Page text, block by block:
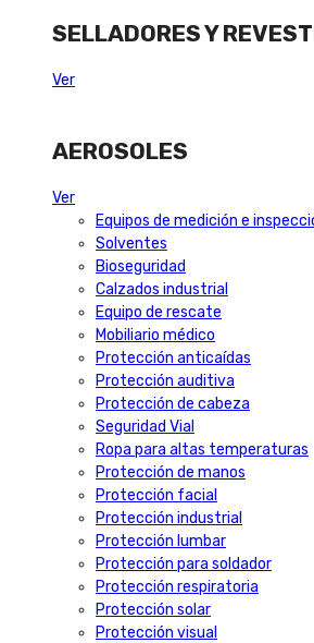
SELLADORES Y
Ver
AEROSOLES
Ver
Equipos de medición e
Solventes
Bioseguridad
Calzados industrial
Equipo de rescate
Mobiliario médico
Protección anticaídas
Protección auditiva
Protección de cabeza
Seguridad Vial
Ropa para altas temperaturas
Protección de manos
Protección facial
Protección industrial
Protección lumbar
Protección para soldador
Protección respiratoria
Protección solar
Protección visual